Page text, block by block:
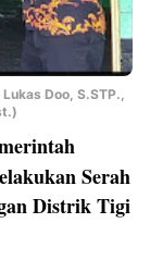
Doo, S.STP.,
Serah
Distrik Tigi